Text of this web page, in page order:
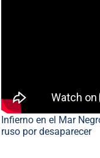
Infierno en el Mar
ruso por desaparecer